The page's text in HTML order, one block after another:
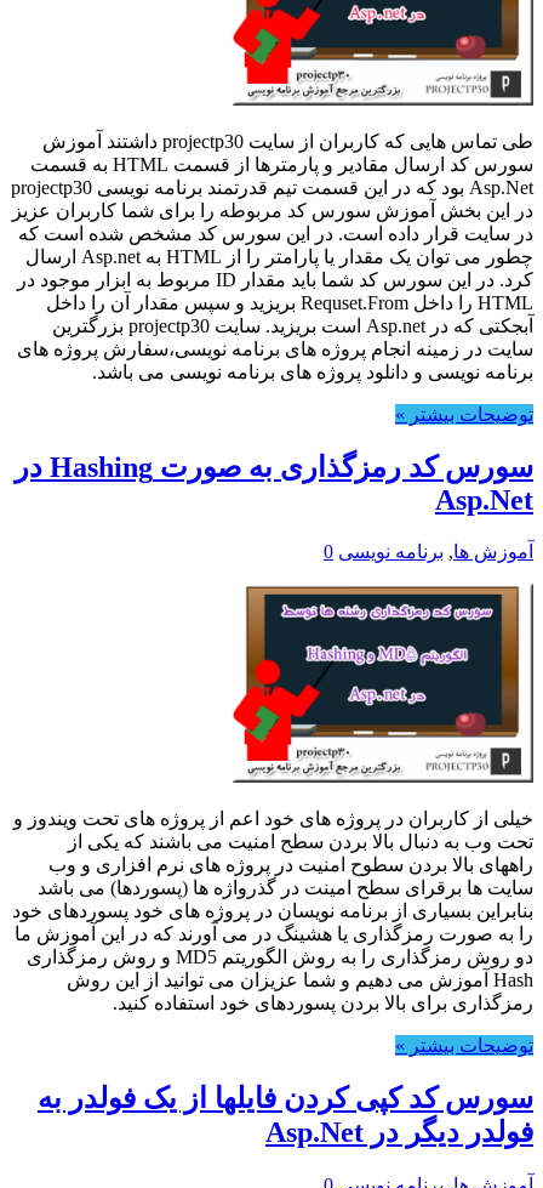
طی تماس هایی که کاربران از سایت projectp30 داشتند آموزش
سورس کد ارسال مقادیر و پارمترها از قسمت HTML به قسمت
Asp.Net بود که در این قسمت تیم قدرتمند برنامه نویسی projectp30
در این بخش آموزش سورس کد مربوطه را برای شما کاربران عزیز
در سایت قرار داده است. در این سورس کد مشخص شده است که
چطور می توان یک مقدار یا پارامتر را از HTML به Asp.net ارسال
کرد. در این سورس کد شما باید مقدار ID مربوط به ابزار موجود در
HTML را داخل Requset.From بریزید و سپس مقدار آن را داخل
آبجکتی که در Asp.net است بریزید. سایت projectp30 بزرگترین
سایت در زمینه انجام پروژه های برنامه نویسی،سفارش پروژه های
برنامه نویسی و دانلود پروژه های برنامه نویسی می باشد.
توضیحات بیشتر »
سورس کد رمزگذاری به صورت Hashing در
Asp.Net
آموزش ها, برنامه نویسی 0
خیلی از کاربران در پروژه های خود اعم از پروژه های تحت ویندوز و
تحت وب به دنبال بالا بردن سطح امنیت می باشند که یکی از
راههای بالا بردن سطوح امنیت در پروژه های نرم افزاری و وب
سایت ها برقرای سطح امینت در گذرواژه ها (پسوردها) می باشد
بنابراین بسیاری از برنامه نویسان در پروژه های خود پسوردهای خود
را به صورت رمزگذاری یا هشینگ در می آورند که در این آموزش ما
دو روش رمزگذاری را به روش الگوریتم MD5 و روش رمزگذاری
Hash آموزش می دهیم و شما عزیزان می توانید از این روش
رمزگذاری برای بالا بردن پسوردهای خود استفاده کنید.
توضیحات بیشتر »
سورس کد کپی کردن فایلها از یک فولدر به
فولدر دیگر در Asp.Net